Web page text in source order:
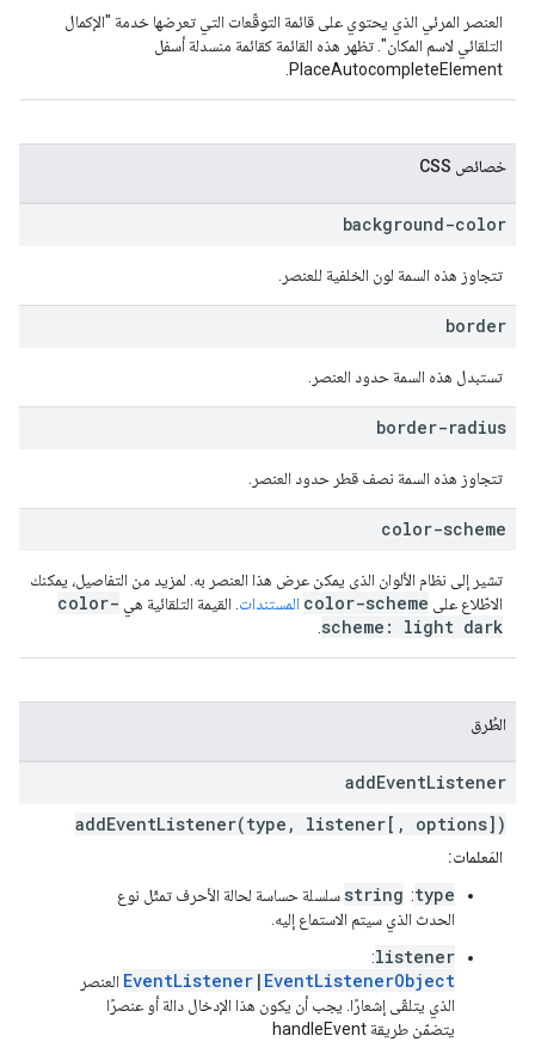
العنصر المرئي الذي يحتوي على قائمة التوقّعات التي تعرضها خدمة "الإكمال
التلقائي لاسم المكان". تظهر هذه القائمة كقائمة منسدلة أسفل
PlaceAutocompleteElement.
خصائص CSS
background-color
تتجاوز هذه السمة لون الخلفية للعنصر.
border
تستبدل هذه السمة حدود العنصر.
border-radius
تتجاوز هذه السمة نصف قطر حدود العنصر.
color-scheme
تشير إلى نظام الألوان الذي يمكن عرض هذا العنصر به. لمزيد من التفاصيل، يمكنك
الاطّلاع على color-scheme المستندات. القيمة التلقائية هي color-
scheme: light dark
.
الطُرق
addEventListener
addEventListener(type, listener[, options])
المَعلمات:
type
:
string سلسلة حساسة لحالة الأحرف تمثّل نوع
الحدث الذي سيتم الاستماع إليه.
listener
:
EventListener | EventListenerObject
العنصر
الذي يتلقّى إشعارًا. يجب أن يكون هذا الإدخال دالة أو عنصرًا
يتضمّن طريقة handleEvent